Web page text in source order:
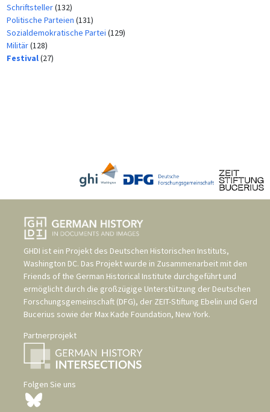
Schriftsteller(132)
Politische Parteien (131)
Sozialdemokratische Partei (129)
Militär(128)
Festival(27)
GHDI ist ein Projekt des Deutschen Historischen Instituts,
Washington DC. Das Projekt wurde in Zusammenarbeit mit den
Friends of the German Historical Institute durchgeführt und
ermöglicht durch die großzügige Unterstützung der Deutschen
Forschungsgemeinschaft (DFG), der ZEIT-Stiftung Ebelin und Gerd
Bucerius sowie der Max Kade Foundation, New York.
Partnerprojekt
Folgen Sie uns